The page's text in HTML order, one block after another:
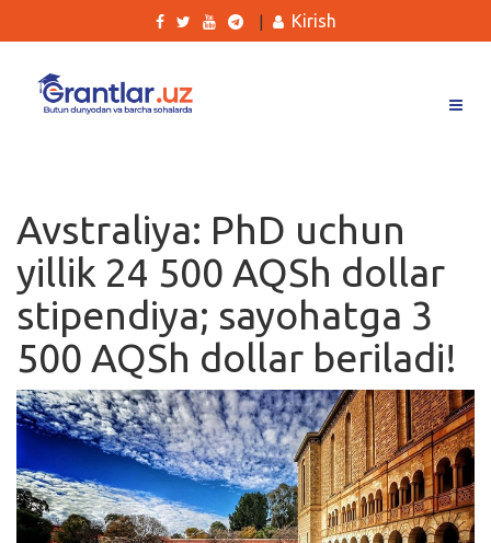
Ishlar
Kurslar
Blog
Yana
Qidirish
Kirish
Kirish
Avstraliya: PhD uchun
yillik 24 500 AQSh dollar
stipendiya; sayohatga 3
500 AQSh dollar beriladi!